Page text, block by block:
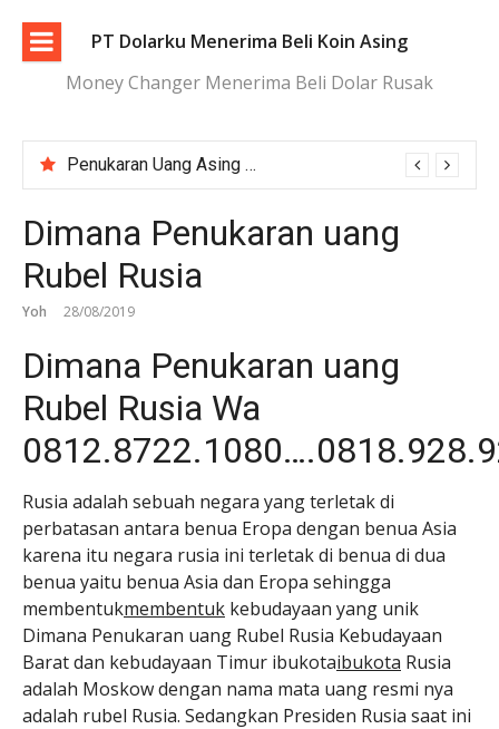
konten
PT Dolarku Menerima Beli Koin Asing
Money Changer Menerima Beli Dolar Rusak
Penukaran Uang Asing Jakarta Aman, Transparan, dan Terpercaya
Dimana Penukaran uang
Rubel Rusia
Yoh 28/08/2019
Dimana Penukaran uang
Rubel Rusia Wa
Rusia adalah sebuah negara yang terletak di
perbatasan antara benua Eropa dengan benua Asia
karena itu negara rusia ini terletak di benua di dua
benua yaitu benua Asia dan Eropa sehingga
membentukmembentuk kebudayaan yang unik
Dimana Penukaran uang Rubel Rusia Kebudayaan
Barat dan kebudayaan Timur ibukotaibukota Rusia
adalah Moskow dengan nama mata uang resmi nya
adalah rubel Rusia. Sedangkan Presiden Rusia saat ini